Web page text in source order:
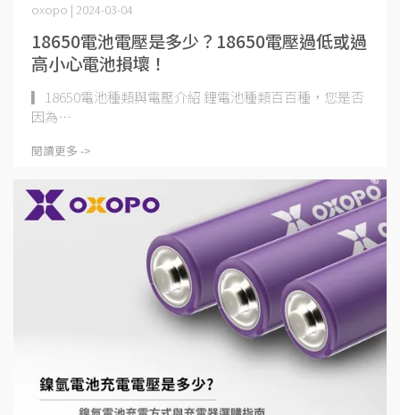
18650電池電壓是多少？18650電壓過低或過
高小心電池損壞！
oxopo | 2024-03-04
▎18650電池種類與電壓介紹 鋰電池種類百百種，您是否
因為⋯
閱讀更多 ->